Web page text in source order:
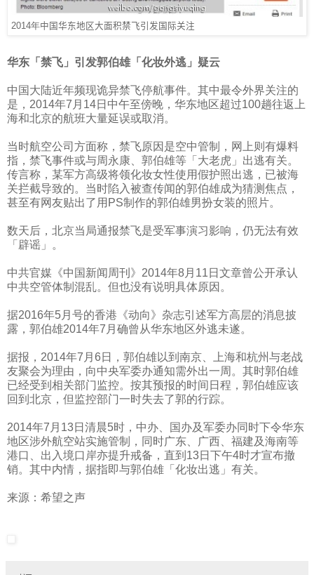
2014年中国华东地区大面积禁飞引发国际关注
华东「禁飞」引发郭伯雄「化妆外逃」疑云
中国大陆近年频现诡异禁飞停航事件。其中最令外界关注的
是， 2014年7 月 14日中午至傍晚，华东地区超过100趟往返上
海和北京的航班大量延误或取消。
当时航空公司方面称，禁飞原因是空中管制，网上则有爆料
指，禁飞事件或与周永康、郭伯雄等「大老虎」出逃有关。
传言称，某军方高级将领化妆女性使用假护照出逃，已被海
关拦截导致的。当时陷入被查传闻的郭伯雄成为猜测焦点，
甚至有网友贴出了用 PS制作的郭伯雄男扮女装的照片。
数天后，北京当局通报禁飞是受军事演习影响，仍无法有效
「辟谣」。
中共官媒《中国新闻周刊》 2014年8月 11 日文章曾公开承认
中共空管体制混乱。但也没有说明具体原因。
据2016年5月号的香港《动向》杂志引述军方高层的消息披
露，郭伯雄2014年7 月确曾从华东地区外逃未遂。
据报， 2014年7 月 6 日，郭伯雄以到南京、上海和杭州与老战
友聚会为理由，向中央军委办通知需外出一周。其时郭伯雄
已经受到相关部门监控。按其预报的时间日程，郭伯雄应该
回到北京，但监控部门一时失去了郭的行踪。
2014年7 月 13日清晨5时，中办、国办及军委办同时下令华东
地区涉外航空站实施管制，同时广东、广西、福建及海南等
港口、出入境口岸亦提升戒备，直到 13日下午4时才宣布撤
销。其中内情，据指即与郭伯雄「化妆出逃」有关。
来源：希望之声